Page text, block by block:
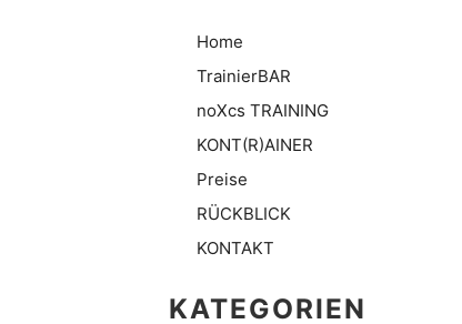
Home
TrainierBAR
noXcs TRAINING
KONT(R)AINER
Preise
RÜCKBLICK
KONTAKT
KATEGORIEN